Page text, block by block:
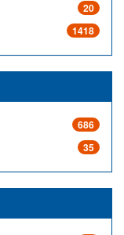
20
1418
686
35